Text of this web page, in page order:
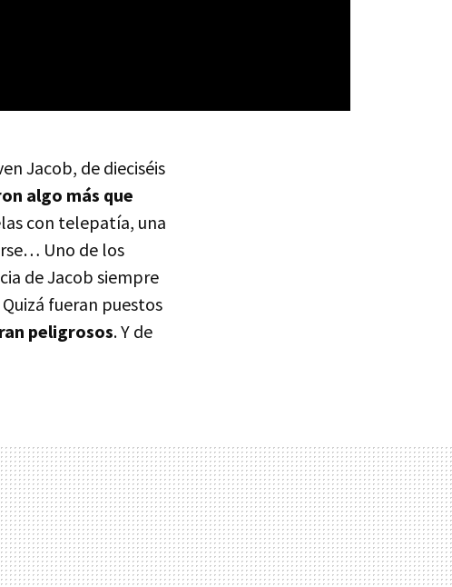
Jacob, de dieciséis
algo más que
con telepatía, una
Uno de los
de Jacob siempre
fueran puestos
peligrosos. Y de